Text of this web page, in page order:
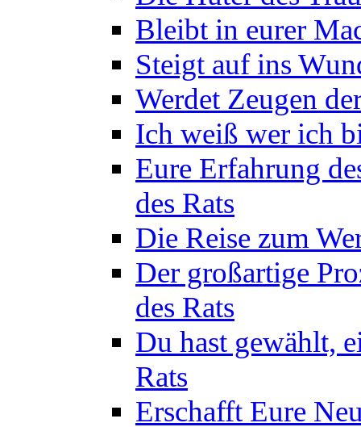
Bleibt in eurer
Steigt auf ins
Werdet Zeugen
Ich weiß wer ich
Eure Erfahrung
des Rats
Die Reise zum
Der großartige
des Rats
Du hast gewählt,
Rats
Erschafft Eure